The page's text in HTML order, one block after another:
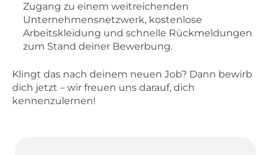
Zugang zu einem weitreichenden
Unternehmensnetzwerk, kostenlose
Arbeitskleidung und schnelle Rückmeldungen
zum Stand deiner Bewerbung.
Klingt das nach deinem neuen Job? Dann bewirb
dich jetzt – wir freuen uns darauf, dich
kennenzulernen!